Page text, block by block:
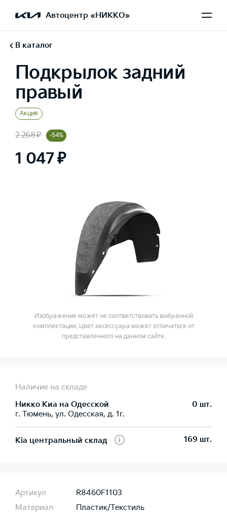
Автоцентр «НИККО»
В каталог
Подкрылок задний
правый
Акция
2 268 ₽ -54%
1 047 ₽
Изображение может не соответствовать выбранной
комплектации. Цвет аксессуара может отличаться от
представленного на данном сайте.
Наличие на складе
Никко Kиа на Одесской
г. Тюмень, ул. Одесская, д. 1г.
0 шт.
Kia центральный склад 169 шт.
Артикул
R8460F1103
Материал
Пластик/Текстиль